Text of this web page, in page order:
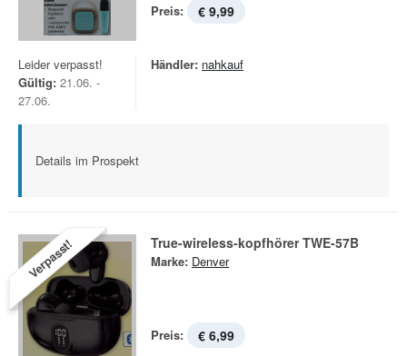
Preis: € 9,99
Leider verpasst!
Gültig: 21.06. -
27.06.
Händler: nahkauf
Details im Prospekt
Verpasst! True-wireless-kopfhörer TWE-57B
Marke: Denver
Preis: € 6,99